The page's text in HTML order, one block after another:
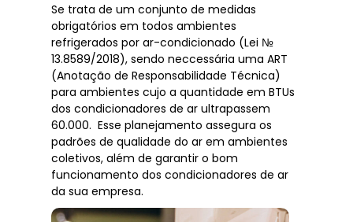
Se trata de um conjunto de medidas
obrigatórios em todos ambientes
refrigerados por ar-condicionado (Lei №
13.8589/2018), sendo neccessária uma ART
(Anotação de Responsabilidade Técnica)
para ambientes cujo a quantidade em BTUs
dos condicionadores de ar ultrapassem
60.000. Esse planejamento assegura os
padrões de qualidade do ar em ambientes
coletivos, além de garantir o bom
funcionamento dos condicionadores de ar
da sua empresa.